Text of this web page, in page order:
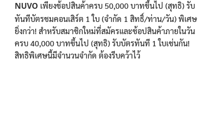
NUVO เพียงช้อปสินค้าครบ 50,000 บาทขึ้นไป (สุทธิ) รับ
ทันทีบัตรชมคอนเสิร์ต 1 ใบ (จำกัด 1 สิทธิ์/ท่าน/วัน) พิเศษ
ยิ่งกว่า! สำหรับสมาชิกใหม่ที่สมัครและช้อปสินค้าภายในวัน
ครบ 40,000 บาทขึ้นไป (สุทธิ) รับบัตรทันที 1 ใบเช่นกัน!
สิทธิพิเศษนี้มีจำนวนจำกัด ต้องรีบคว้าไว้